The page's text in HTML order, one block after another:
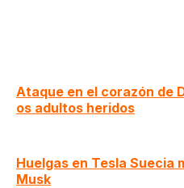
Ataque en el corazón de
os adultos heridos
Huelgas en Tesla Suecia
Musk